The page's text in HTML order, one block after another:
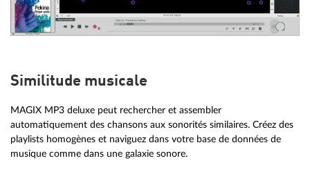
Similitude musicale
MAGIX MP3 deluxe peut rechercher et assembler
automatiquement des chansons aux sonorités similaires. Créez des
playlists homogènes et naviguez dans votre base de données de
musique comme dans une galaxie sonore.